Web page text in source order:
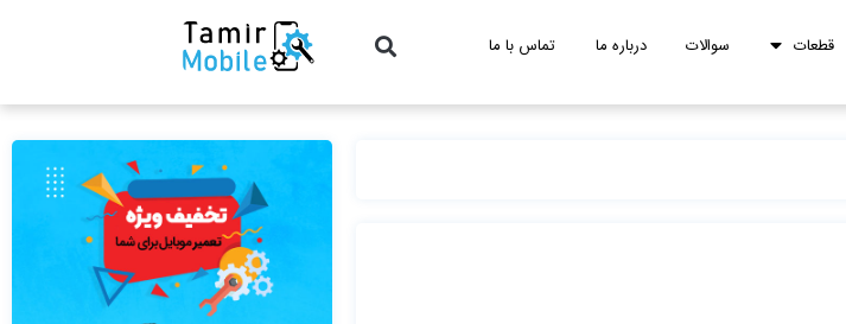
قطعات سوالات درباره ما تماس با ما